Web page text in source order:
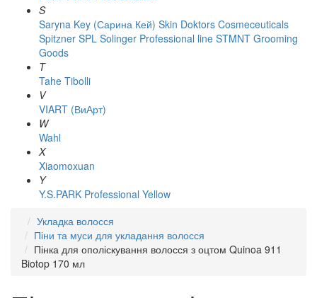
S
Saryna Key (Сарина Кей) Skin Doktors Cosmeceuticals
Spitzner SPL Solinger Professional line STMNT Grooming
Goods
T
Tahe Tibolli
V
VIART (ВиАрт)
W
Wahl
X
Xiaomoxuan
Y
Y.S.PARK Professional Yellow
Укладка волосся
Піни та муси для укладання волосся
Пінка для ополіскування волосся з оцтом Quinoa 911
Biotop 170 мл